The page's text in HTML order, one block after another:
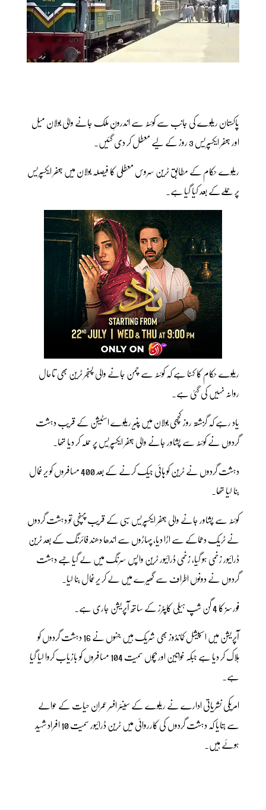
پاکستان ریلوے کی جانب سے کوئٹہ سے اندرونِ ملک جانے والی بولان میل
اور جعفر ایکسپریس 3 روز کے لیے معطل کر دی گئیں۔
ریلوے حکام کے مطابق ٹرین سروس معطلی کا فیصلہ بولان میں جعفر ایکسپریس
پر حملےکے بعد کیا گیا ہے۔
ریلوے حکام کا کہنا ہے کہ کوئٹہ سے چمن جانے والی پسنجر ٹرین بھی تاحال
روانہ نہیں کی گئی ہے۔
یاد رہے کہ گزشتہ روز کچھی بولان میں پنیر ریلوے اسٹیشن کے قریب دہشت
گردوں نے کوئٹہ سے پشاور جانے والی جعفر ایکسپریس پر حملہ کر دیا تھا۔
دہشت گردوں نے ٹرین کو ہائی جیک کرنے کے بعد 400 مسافروں کو یرغمال
بنا لیا تھا۔
کوئٹہ سے پشاور جانے والی جعفر ایکسپریس سبی کے قریب پہنچی تو دہشت گردوں
نے ٹریک دھماکے سے اڑا دیا، پہاڑوں سے اندھا دھند فائرنگ کے بعد ٹرین
ڈرائیور زخمی ہو گیا، زخمی ڈرائیور ٹرین واپس سرنگ میں لے گیا جسے دہشت
گردوں نے دونوں اطراف سے گھیرے میں لے کر یرغمال بنا لیا۔
فورسز کا 4 گن شپ ہیلی کاپٹرز کے ساتھ آپریشن جاری ہے۔
آپریشن میں اسپیشل کمانڈوز بھی شریک ہیں جنہوں نے 16 دہشت گردوں کو
ہلاک کر دیا ہے جبکہ خواتین اور بچوں سمیت 104 مسافروں کو بازیاب کروا لیا گیا
ہے۔
امریکی نشریاتی ادارے نے ریلوے کے سینئر افسر عمران حیات کے حوالے
سے بتایا کہ دہشت گردوں کی کارروائی میں ٹرین ڈرائیور سمیت 10 افراد شہید
ہوئے ہیں۔